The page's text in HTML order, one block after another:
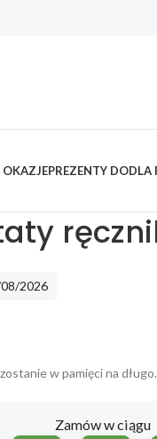
OKAZJEPREZENTY DODLA
2026
w pamięci na długo.
Zamów w ciągu